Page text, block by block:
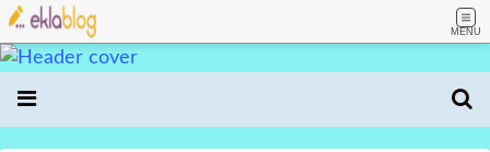
MENU